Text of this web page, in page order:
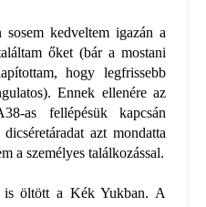
kedveltem igazán a
őket (bár a mostani
hogy legfrissebb
Ennek ellenére az
as fellépésük kapcsán
azt mondatta
a személyes találkozással.
is öltött a Kék Yukban. A